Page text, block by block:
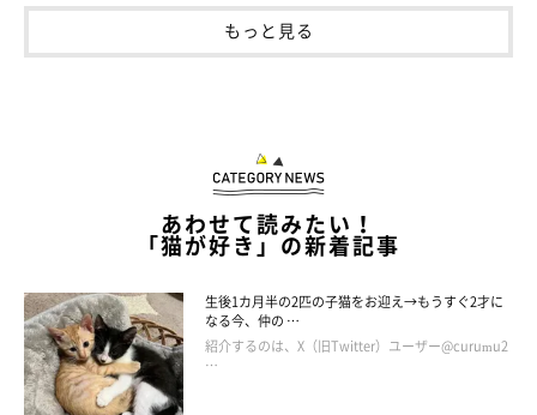
一緒にねむねむ
もっと見る
あわせて読みたい！
「猫が好き」の新着記事
生後1カ月半の2匹の子猫をお迎え→もうすぐ2才に
なる今、仲の …
紹介するのは、X（旧Twitter）ユーザー@curumu2
…